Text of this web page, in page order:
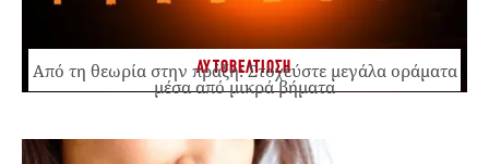
ΑΥΤΟΒΕΛΤΙΩΣΗ
Από τη θεωρία στην πράξη: Στοχεύστε μεγάλα οράματα
μέσα από μικρά βήματα